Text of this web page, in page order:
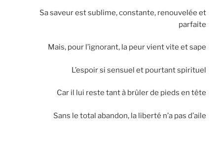
Sa saveur est sublime, constante, renouvelée et
parfaite
Mais, pour l’ignorant, la peur vient vite et sape
L’espoir si sensuel et pourtant spirituel
Car il lui reste tant à brûler de pieds en tête
Sans le total abandon, la liberté n’a pas d’aile